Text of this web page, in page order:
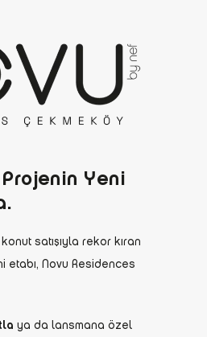
Yeni
satışıyla rekor kıran
etabı, Novu Residences
ya da lansmana özel